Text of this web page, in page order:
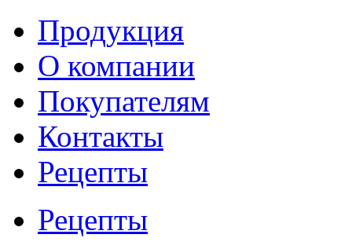
Продукция
О компании
Покупателям
Контакты
Рецепты
Рецепты